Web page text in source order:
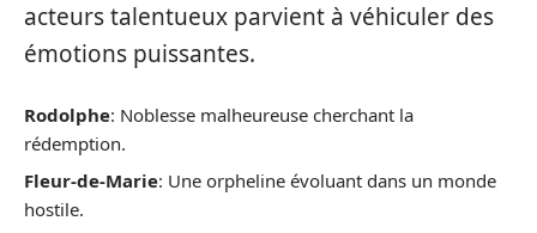
acteurs talentueux parvient à véhiculer des
émotions puissantes.
Rodolphe: Noblesse malheureuse cherchant la
rédemption.
Fleur-de-Marie: Une orpheline évoluant dans un monde
hostile.